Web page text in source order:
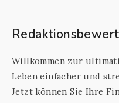
Willkommen zur
Leben einfacher und
Jetzt können Sie Ihre